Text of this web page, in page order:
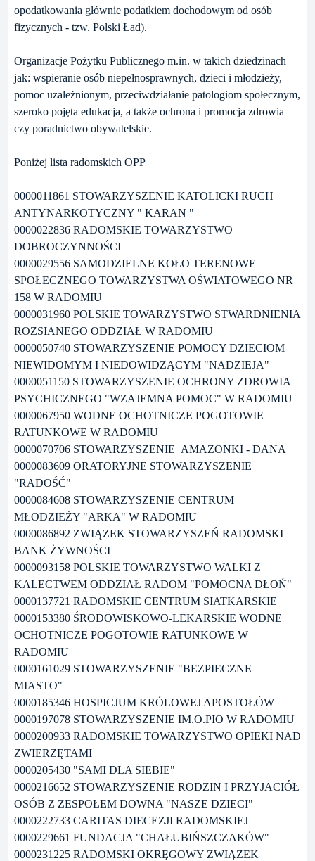
opodatkowania głównie podatkiem dochodowym od osób
fizycznych - tzw. Polski Ład).
Organizacje Pożytku Publicznego m.in. w takich dziedzinach
jak: wspieranie osób niepełnosprawnych, dzieci i młodzieży,
pomoc uzależnionym, przeciwdziałanie patologiom społecznym,
szeroko pojęta edukacja, a także ochrona i promocja zdrowia
czy poradnictwo obywatelskie.
Poniżej lista radomskich OPP
0000011861 STOWARZYSZENIE KATOLICKI RUCH
ANTYNARKOTYCZNY " KARAN "
0000022836 RADOMSKIE TOWARZYSTWO
DOBROCZYNNOŚCI
0000029556 SAMODZIELNE KOŁO TERENOWE
SPOŁECZNEGO TOWARZYSTWA OŚWIATOWEGO NR
158 W RADOMIU
0000031960 POLSKIE TOWARZYSTWO STWARDNIENIA
ROZSIANEGO ODDZIAŁ W RADOMIU
0000050740 STOWARZYSZENIE POMOCY DZIECIOM
NIEWIDOMYM I NIEDOWIDZĄCYM "NADZIEJA"
0000051150 STOWARZYSZENIE OCHRONY ZDROWIA
PSYCHICZNEGO "WZAJEMNA POMOC" W RADOMIU
0000067950 WODNE OCHOTNICZE POGOTOWIE
RATUNKOWE W RADOMIU
0000070706 STOWARZYSZENIE AMAZONKI - DANA
0000083609 ORATORYJNE STOWARZYSZENIE
"RADOŚĆ"
0000084608 STOWARZYSZENIE CENTRUM
MŁODZIEŻY "ARKA" W RADOMIU
0000086892 ZWIĄZEK STOWARZYSZEŃ RADOMSKI
BANK ŻYWNOŚCI
0000093158 POLSKIE TOWARZYSTWO WALKI Z
KALECTWEM ODDZIAŁ RADOM "POMOCNA DŁOŃ"
0000137721 RADOMSKIE CENTRUM SIATKARSKIE
0000153380 ŚRODOWISKOWO-LEKARSKIE WODNE
OCHOTNICZE POGOTOWIE RATUNKOWE W
RADOMIU
0000161029 STOWARZYSZENIE "BEZPIECZNE
MIASTO"
0000185346 HOSPICJUM KRÓLOWEJ APOSTOŁÓW
0000197078 STOWARZYSZENIE IM.O.PIO W RADOMIU
0000200933 RADOMSKIE TOWARZYSTWO OPIEKI NAD
ZWIERZĘTAMI
0000205430 "SAMI DLA SIEBIE"
0000216652 STOWARZYSZENIE RODZIN I PRZYJACIÓŁ
OSÓB Z ZESPOŁEM DOWNA "NASZE DZIECI"
0000222733 CARITAS DIECEZJI RADOMSKIEJ
0000229661 FUNDACJA "CHAŁUBIŃSZCZAKÓW"
0000231225 RADOMSKI OKRĘGOWY ZWIĄZEK